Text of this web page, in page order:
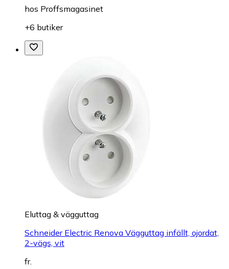
hos Proffsmagasinet
+6 butiker
Eluttag & vägguttag
Schneider Electric Renova Vägguttag infällt, ojordat,
2-vägs, vit
fr.